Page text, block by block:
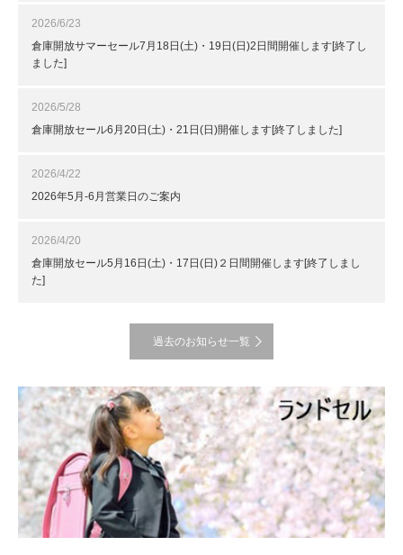
2026/6/23
倉庫開放サマーセール7月18日(土)・19日(日)2日間開催します[終了し
ました]
2026/5/28
倉庫開放セール6月20日(土)・21日(日)開催します[終了しました]
2026/4/22
2026年5月-6月営業日のご案内
2026/4/20
倉庫開放セール5月16日(土)・17日(日)２日間開催します[終了しまし
た]
過去のお知らせ一覧